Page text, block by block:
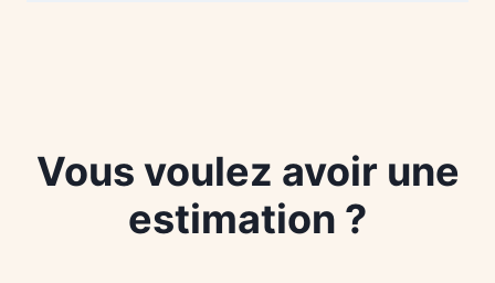
Vous voulez avoir une
estimation ?